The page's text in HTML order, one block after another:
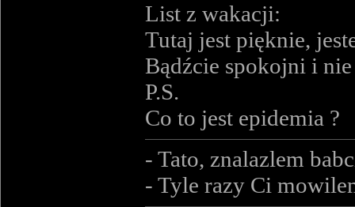
List z wakacji:
Tutaj jest pięknie,
Bądźcie spokojni i
P.S.
Co to jest epidemia ?
- Tato, znalazlem
- Tyle razy Ci